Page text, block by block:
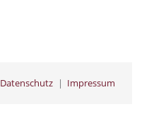
Datenschutz Impressum